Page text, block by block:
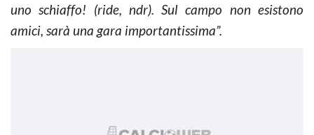
uno schiaffo! (ride, ndr). Sul campo non esistono
amici, sarà una gara importantissima”.